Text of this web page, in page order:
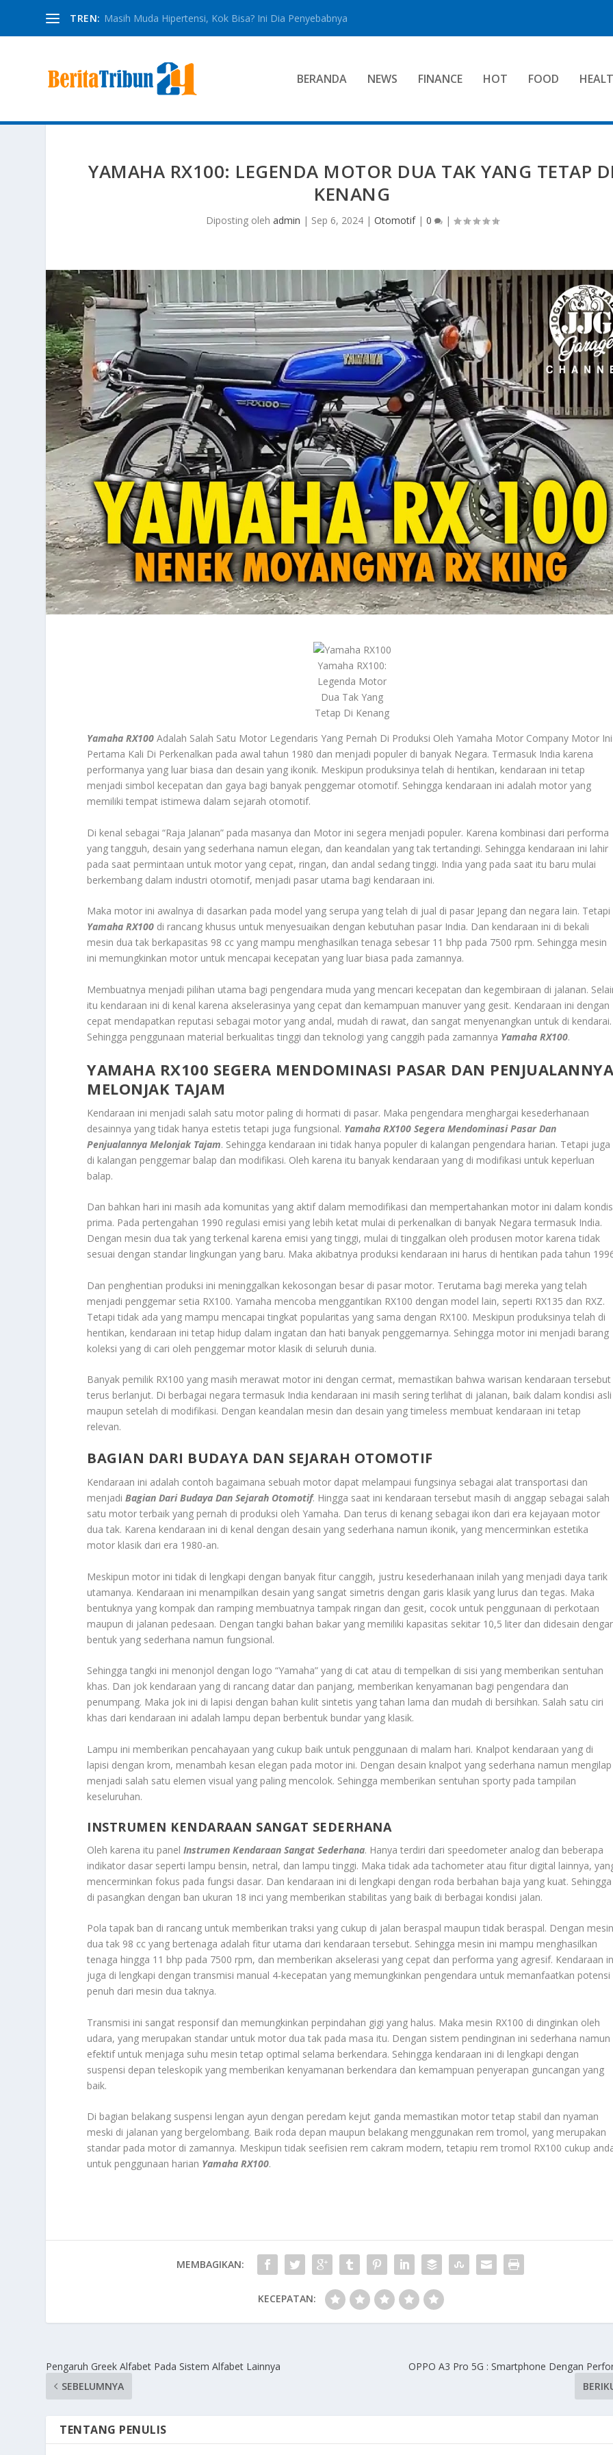
TREN: Masih Muda Hipertensi, Kok Bisa? Ini Dia Penyebabnya
BERANDA NEWS FINANCE HOT FOOD
YAMAHA RX100: LEGENDA MOTOR DUA TAK YANG TETAP
KENANG
Diposting oleh admin | Sep 6, 2024| Otomotif| 0 |
Yamaha RX100:
Legenda Motor
Dua Tak Yang
Tetap Di Kenang
Yamaha RX100 Adalah Salah Satu Motor Legendaris Yang Pernah Di Produksi Oleh Yamaha Motor Company Motor Ini
Pertama Kali Di Perkenalkan pada awal tahun 1980 dan menjadi populer di banyak Negara. Termasuk India karena
performanya yang luar biasa dan desain yang ikonik. Meskipun produksinya telah di hentikan, kendaraan ini tetap
menjadi simbol kecepatan dan gaya bagi banyak penggemar otomotif. Sehingga kendaraan ini adalah motor yang
memiliki tempat istimewa dalam sejarah otomotif.
Di kenal sebagai “Raja Jalanan” pada masanya dan Motor ini segera menjadi populer. Karena kombinasi dari performa
yang tangguh, desain yang sederhana namun elegan, dan keandalan yang tak tertandingi. Sehingga kendaraan ini lahir
pada saat permintaan untuk motor yang cepat, ringan, dan andal sedang tinggi. India yang pada saat itu baru mulai
berkembang dalam industri otomotif, menjadi pasar utama bagi kendaraan ini.
Maka motor ini awalnya di dasarkan pada model yang serupa yang telah di jual di pasar Jepang dan negara lain. Tetapi
Yamaha RX100 di rancang khusus untuk menyesuaikan dengan kebutuhan pasar India. Dan kendaraan ini di bekali
mesin dua tak berkapasitas 98 cc yang mampu menghasilkan tenaga sebesar 11 bhp pada 7500 rpm. Sehingga mesin
ini memungkinkan motor untuk mencapai kecepatan yang luar biasa pada zamannya.
Membuatnya menjadi pilihan utama bagi pengendara muda yang mencari kecepatan dan kegembiraan di jalanan.
itu kendaraan ini di kenal karena akselerasinya yang cepat dan kemampuan manuver yang gesit. Kendaraan ini dengan
cepat mendapatkan reputasi sebagai motor yang andal, mudah di rawat, dan sangat menyenangkan untuk di kendarai.
Sehingga penggunaan material berkualitas tinggi dan teknologi yang canggih pada zamannya Yamaha RX100.
YAMAHA RX100 SEGERA MENDOMINASI PASAR DAN
MELONJAK TAJAM
Kendaraan ini menjadi salah satu motor paling di hormati di pasar. Maka pengendara menghargai kesederhanaan
desainnya yang tidak hanya estetis tetapi juga fungsional. Yamaha RX100 Segera Mendominasi Pasar Dan
Penjualannya Melonjak Tajam. Sehingga kendaraan ini tidak hanya populer di kalangan pengendara harian. Tetapi juga
di kalangan penggemar balap dan modifikasi. Oleh karena itu banyak kendaraan yang di modifikasi untuk keperluan
balap.
Dan bahkan hari ini masih ada komunitas yang aktif dalam memodifikasi dan mempertahankan motor ini dalam
prima. Pada pertengahan 1990 regulasi emisi yang lebih ketat mulai di perkenalkan di banyak Negara termasuk India.
Dengan mesin dua tak yang terkenal karena emisi yang tinggi, mulai di tinggalkan oleh produsen motor karena tidak
sesuai dengan standar lingkungan yang baru. Maka akibatnya produksi kendaraan ini harus di hentikan pada tahun
Dan penghentian produksi ini meninggalkan kekosongan besar di pasar motor. Terutama bagi mereka yang telah
menjadi penggemar setia RX100. Yamaha mencoba menggantikan RX100 dengan model lain, seperti RX135 dan RXZ.
Tetapi tidak ada yang mampu mencapai tingkat popularitas yang sama dengan RX100. Meskipun produksinya telah di
hentikan, kendaraan ini tetap hidup dalam ingatan dan hati banyak penggemarnya. Sehingga motor ini menjadi barang
koleksi yang di cari oleh penggemar motor klasik di seluruh dunia.
Banyak pemilik RX100 yang masih merawat motor ini dengan cermat, memastikan bahwa warisan kendaraan tersebut
terus berlanjut. Di berbagai negara termasuk India kendaraan ini masih sering terlihat di jalanan, baik dalam kondisi asli
maupun setelah di modifikasi. Dengan keandalan mesin dan desain yang timeless membuat kendaraan ini tetap
relevan.
BAGIAN DARI BUDAYA DAN SEJARAH OTOMOTIF
Kendaraan ini adalah contoh bagaimana sebuah motor dapat melampaui fungsinya sebagai alat transportasi dan
menjadiBagian Dari Budaya Dan Sejarah Otomotif. Hingga saat ini kendaraan tersebut masih di anggap sebagai salah
satu motor terbaik yang pernah di produksi oleh Yamaha. Dan terus di kenang sebagai ikon dari era kejayaan motor
dua tak. Karena kendaraan ini di kenal dengan desain yang sederhana namun ikonik, yang mencerminkan estetika
motor klasik dari era 1980-an.
Meskipun motor ini tidak di lengkapi dengan banyak fitur canggih, justru kesederhanaan inilah yang menjadi daya tarik
utamanya. Kendaraan ini menampilkan desain yang sangat simetris dengan garis klasik yang lurus dan tegas. Maka
bentuknya yang kompak dan ramping membuatnya tampak ringan dan gesit, cocok untuk penggunaan di perkotaan
maupun di jalanan pedesaan. Dengan tangki bahan bakar yang memiliki kapasitas sekitar 10,5 liter dan didesain
bentuk yang sederhana namun fungsional.
Sehingga tangki ini menonjol dengan logo “Yamaha” yang di cat atau di tempelkan di sisi yang memberikan sentuhan
khas. Dan jok kendaraan yang di rancang datar dan panjang, memberikan kenyamanan bagi pengendara dan
penumpang. Maka jok ini di lapisi dengan bahan kulit sintetis yang tahan lama dan mudah di bersihkan. Salah satu ciri
khas dari kendaraan ini adalah lampu depan berbentuk bundar yang klasik.
Lampu ini memberikan pencahayaan yang cukup baik untuk penggunaan di malam hari. Knalpot kendaraan yang di
lapisi dengan krom, menambah kesan elegan pada motor ini. Dengan desain knalpot yang sederhana namun mengilap
menjadi salah satu elemen visual yang paling mencolok. Sehingga memberikan sentuhan sporty pada tampilan
keseluruhan.
INSTRUMEN KENDARAAN SANGAT SEDERHANA
Oleh karena itu panelInstrumen Kendaraan Sangat Sederhana. Hanya terdiri dari speedometer analog dan beberapa
indikator dasar seperti lampu bensin, netral, dan lampu tinggi. Maka tidak ada tachometer atau fitur digital lainnya,
mencerminkan fokus pada fungsi dasar. Dan kendaraan ini di lengkapi dengan roda berbahan baja yang kuat. Sehingga
di pasangkan dengan ban ukuran 18 inci yang memberikan stabilitas yang baik di berbagai kondisi jalan.
Pola tapak ban di rancang untuk memberikan traksi yang cukup di jalan beraspal maupun tidak beraspal. Dengan
dua tak 98 cc yang bertenaga adalah fitur utama dari kendaraan tersebut. Sehingga mesin ini mampu menghasilkan
tenaga hingga 11 bhp pada 7500 rpm, dan memberikan akselerasi yang cepat dan performa yang agresif. Kendaraan
juga di lengkapi dengan transmisi manual 4-kecepatan yang memungkinkan pengendara untuk memanfaatkan potensi
penuh dari mesin dua taknya.
Transmisi ini sangat responsif dan memungkinkan perpindahan gigi yang halus. Maka mesin RX100 di dinginkan oleh
udara, yang merupakan standar untuk motor dua tak pada masa itu. Dengan sistem pendinginan ini sederhana namun
efektif untuk menjaga suhu mesin tetap optimal selama berkendara. Sehingga kendaraan ini di lengkapi dengan
suspensi depan teleskopik yang memberikan kenyamanan berkendara dan kemampuan penyerapan guncangan yang
baik.
Di bagian belakang suspensi lengan ayun dengan peredam kejut ganda memastikan motor tetap stabil dan nyaman
meski di jalanan yang bergelombang. Baik roda depan maupun belakang menggunakan rem tromol, yang merupakan
standar pada motor di zamannya. Meskipun tidak seefisien rem cakram modern, tetapiu rem tromol RX100 cukup
untuk penggunaan harian Yamaha RX100.
MEMBAGIKAN:
KECEPATAN:
Pengaruh Greek Alfabet Pada Sistem Alfabet Lainnya
SEBELUMNYA
OPPO A3 Pro 5G : Smartphone Dengan
TENTANG PENULIS